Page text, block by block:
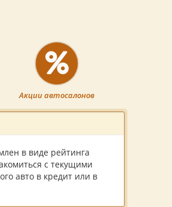
в виде рейтинга
с текущими
авто в кредит или в
Акции автосалонов